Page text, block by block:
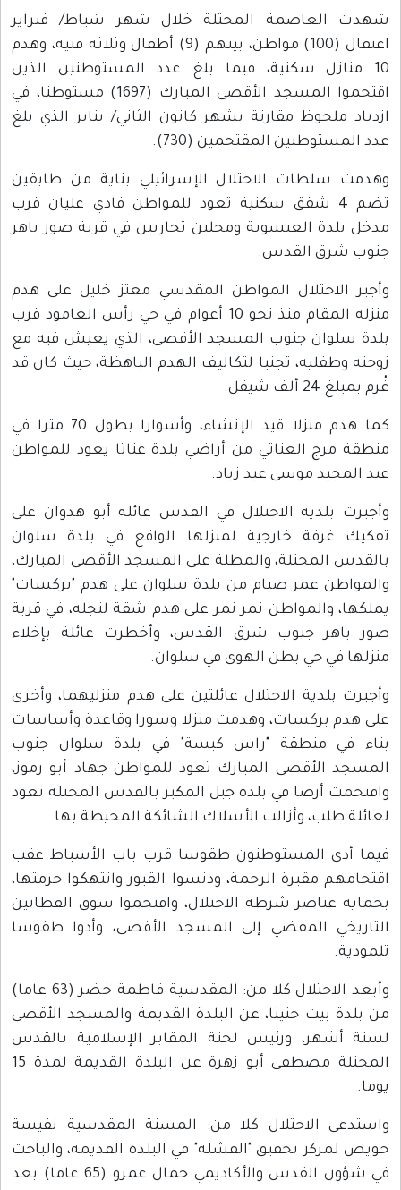
شهدت العاصمة المحتلة خلال شهر شباط/ فبراير
اعتقال (100) مواطن، بينهم (9) أطفال وثلاثة فتية، وهدم
10 منازل سكنية، فيما بلغ عدد المستوطنين الذين
اقتحموا المسجد الأقصى المبارك (1697) مستوطنا، في
ازدياد ملحوظ مقارنة بشهر كانون الثاني/ يناير الذي بلغ
عدد المستوطنين المقتحمين (730).
وهدمت سلطات الاحتلال الإسرائيلي بناية من طابقين
تضم 4 شقق سكنية تعود للمواطن فادي عليان قرب
مدخل بلدة العيسوية ومحلين تجاريين في قرية صور باهر
جنوب شرق القدس.
وأجبر الاحتلال المواطن المقدسي معتز خليل على هدم
منزله المقام منذ نحو 10 أعوام في حي رأس العامود قرب
بلدة سلوان جنوب المسجد الأقصى، الذي يعيش فيه مع
زوجته وطفليه، تجنبا لتكاليف الهدم الباهظة، حيث كان قد
غُرم بمبلغ 24 ألف شيقل.
كما هدم منزلا قيد الإنشاء، وأسوارا بطول 70 مترا في
منطقة مرج العناتي من أراضي بلدة عناتا يعود للمواطن
عبد المجيد موسى عيد زياد.
وأجبرت بلدية الاحتلال في القدس عائلة أبو هدوان على
تفكيك غرفة خارجية لمنزلها الواقع في بلدة سلوان
بالقدس المحتلة، والمطلة على المسجد الأقصى المبارك،
والمواطن عمر صيام من بلدة سلوان على هدم "بركسات"
يملكها، والمواطن نمر نمر على هدم شقة لنجله، في قرية
صور باهر جنوب شرق القدس، وأخطرت عائلة بإخلاء
منزلها في حي بطن الهوى في سلوان.
وأجبرت بلدية الاحتلال عائلتين على هدم منزليهما، وأخرى
على هدم بركسات، وهدمت منزلا وسورا وقاعدة وأساسات
بناء في منطقة "راس كبسة" في بلدة سلوان جنوب
المسجد الأقصى المبارك تعود للمواطن جهاد أبو رموز،
واقتحمت أرضا في بلدة جبل المكبر بالقدس المحتلة تعود
لعائلة طلب، وأزالت الأسلاك الشائكة المحيطة بها.
فيما أدى المستوطنون طقوسا قرب باب الأسباط عقب
اقتحامهم مقبرة الرحمة، ودنسوا القبور وانتهكوا حرمتها،
بحماية عناصر شرطة الاحتلال، واقتحموا سوق القطانين
التاريخي المفضي إلى المسجد الأقصى، وأدوا طقوسا
تلمودية.
وأبعد الاحتلال كلا من: المقدسية فاطمة خضر (63 عاما)
من بلدة بيت حنينا، عن البلدة القديمة والمسجد الأقصى
لستة أشهر، ورئيس لجنة المقابر الإسلامية بالقدس
المحتلة مصطفى أبو زهرة عن البلدة القديمة لمدة 15
يوما.
واستدعى الاحتلال كلا من: المسنة المقدسية نفيسة
خويص لمركز تحقيق "القشلة" في البلدة القديمة، والباحث
في شؤون القدس والأكاديمي جمال عمرو (65 عاما) بعد